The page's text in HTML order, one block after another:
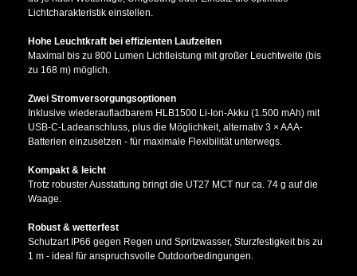
Lichtcharakteristik einstellen.
Hohe Leuchtkraft bei effizienten Laufzeiten
Maximal bis zu 800 Lumen Lichtleistung mit großer Leuchtweite (bis
zu 168 m) möglich.
Zwei Stromversorgungsoptionen
Inklusive wiederaufladbarem HLB1500 Li-Ion-Akku (1.500 mAh) mit
USB-C-Ladeanschluss, plus die Möglichkeit, alternativ 3 × AAA-
Batterien einzusetzen - für maximale Flexibilität unterwegs.
Kompakt & leicht
Trotz robuster Ausstattung bringt die UT27 MCT nur ca. 74 g auf die
Waage.
Robust & wetterfest
Schutzart IP66 gegen Regen und Spritzwasser, Sturzfestigkeit bis zu
1 m - ideal für anspruchsvolle Outdoorbedingungen.